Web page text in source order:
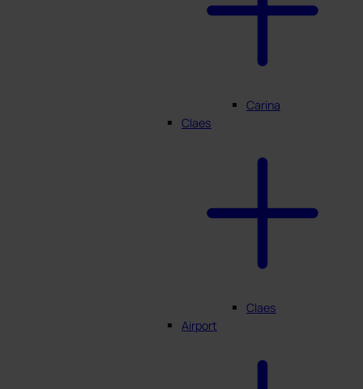
Carina
Claes
Claes
Airport